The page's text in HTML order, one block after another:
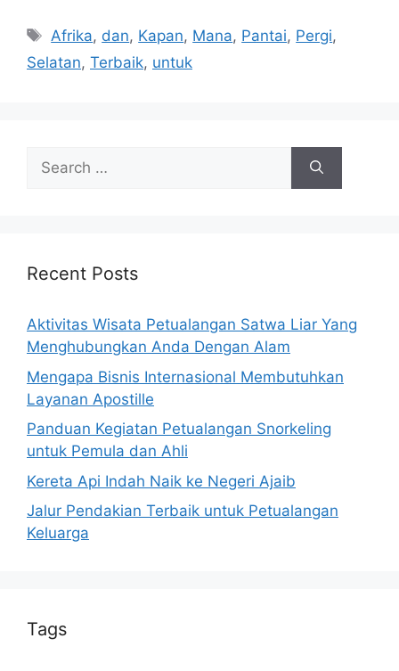
Tags
Afrika, dan, Kapan, Mana, Pantai, Pergi,
Selatan, Terbaik, untuk
Search
for:
Recent Posts
Aktivitas Wisata Petualangan Satwa Liar Yang
Menghubungkan Anda Dengan Alam
Mengapa Bisnis Internasional Membutuhkan
Layanan Apostille
Panduan Kegiatan Petualangan Snorkeling
untuk Pemula dan Ahli
Kereta Api Indah Naik ke Negeri Ajaib
Jalur Pendakian Terbaik untuk Petualangan
Keluarga
Tags